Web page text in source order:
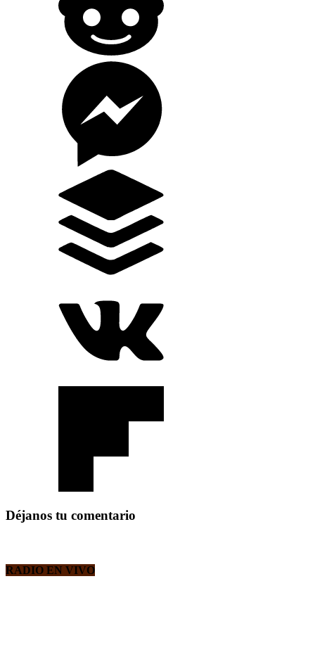
Déjanos tu comentario
RADIO EN VIVO